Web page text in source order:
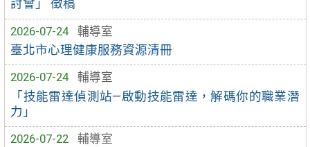
討會」 徵稿
2026-07-24
輔導室
臺北市心理健康服務資源清冊
2026-07-24
輔導室
「技能雷達偵測站—啟動技能雷達，解碼你的職業潛
力」
2026-07-22
輔導室